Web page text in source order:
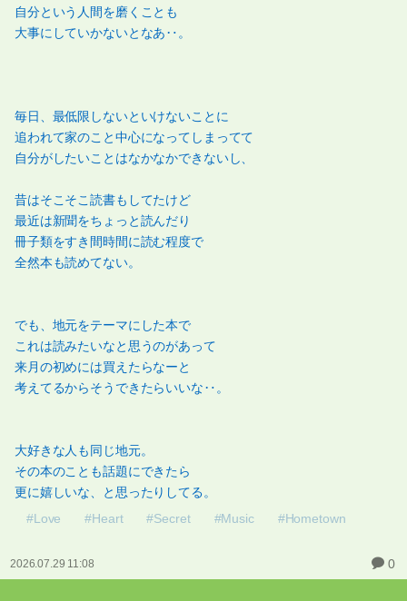
自分という人間を磨くことも
大事にしていかないとなあ‥。
毎日、最低限しないといけないことに
追われて家のこと中心になってしまってて
自分がしたいことはなかなかできないし、
昔はそこそこ読書もしてたけど
最近は新聞をちょっと読んだり
冊子類をすき間時間に読む程度で
全然本も読めてない。
でも、地元をテーマにした本で
これは読みたいなと思うのがあって
来月の初めには買えたらなーと
考えてるからそうできたらいいな‥。
大好きな人も同じ地元。
その本のことも話題にできたら
更に嬉しいな、と思ったりしてる。
#Love
#Heart #Secret #Music #Hometown
2026.07.29 11:08 0